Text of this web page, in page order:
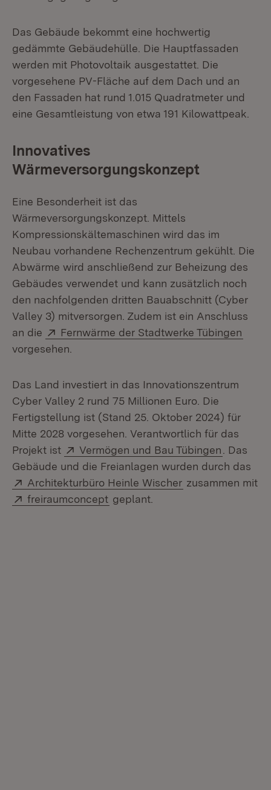
Das Gebäude bekommt eine hochwertig
gedämmte Gebäudehülle. Die Hauptfassaden
werden mit Photovoltaik ausgestattet. Die
vorgesehene PV-Fläche auf dem Dach und an
den Fassaden hat rund 1.015 Quadratmeter und
eine Gesamtleistung von etwa 191 Kilowattpeak.
Innovatives
Wärmeversorgungskonzept
Eine Besonderheit ist das
Wärmeversorgungskonzept. Mittels
Kompressionskältemaschinen wird das im
Neubau vorhandene Rechenzentrum gekühlt. Die
Abwärme wird anschließend zur Beheizung des
Gebäudes verwendet und kann zusätzlich noch
den nachfolgenden dritten Bauabschnitt (Cyber
Valley 3) mitversorgen. Zudem ist ein Anschluss
an die
Extern:
Fernwärme der Stadtwerke Tübingen
vorgesehen.
Das Land investiert in das Innovationszentrum
Cyber Valley 2 rund 75 Millionen Euro. Die
Fertigstellung ist (Stand 25. Oktober 2024) für
Mitte 2028 vorgesehen. Verantwortlich für das
Projekt ist
Extern:
Vermögen und Bau Tübingen (Öffnet
. Das
Gebäude und die Freianlagen wurden durch das
Extern:
Architekturbüro Heinle Wischer (Öffnet in neuem
zusammen mit
Extern:
freiraumconcept (Öffnet in neuem Fenster)
geplant.